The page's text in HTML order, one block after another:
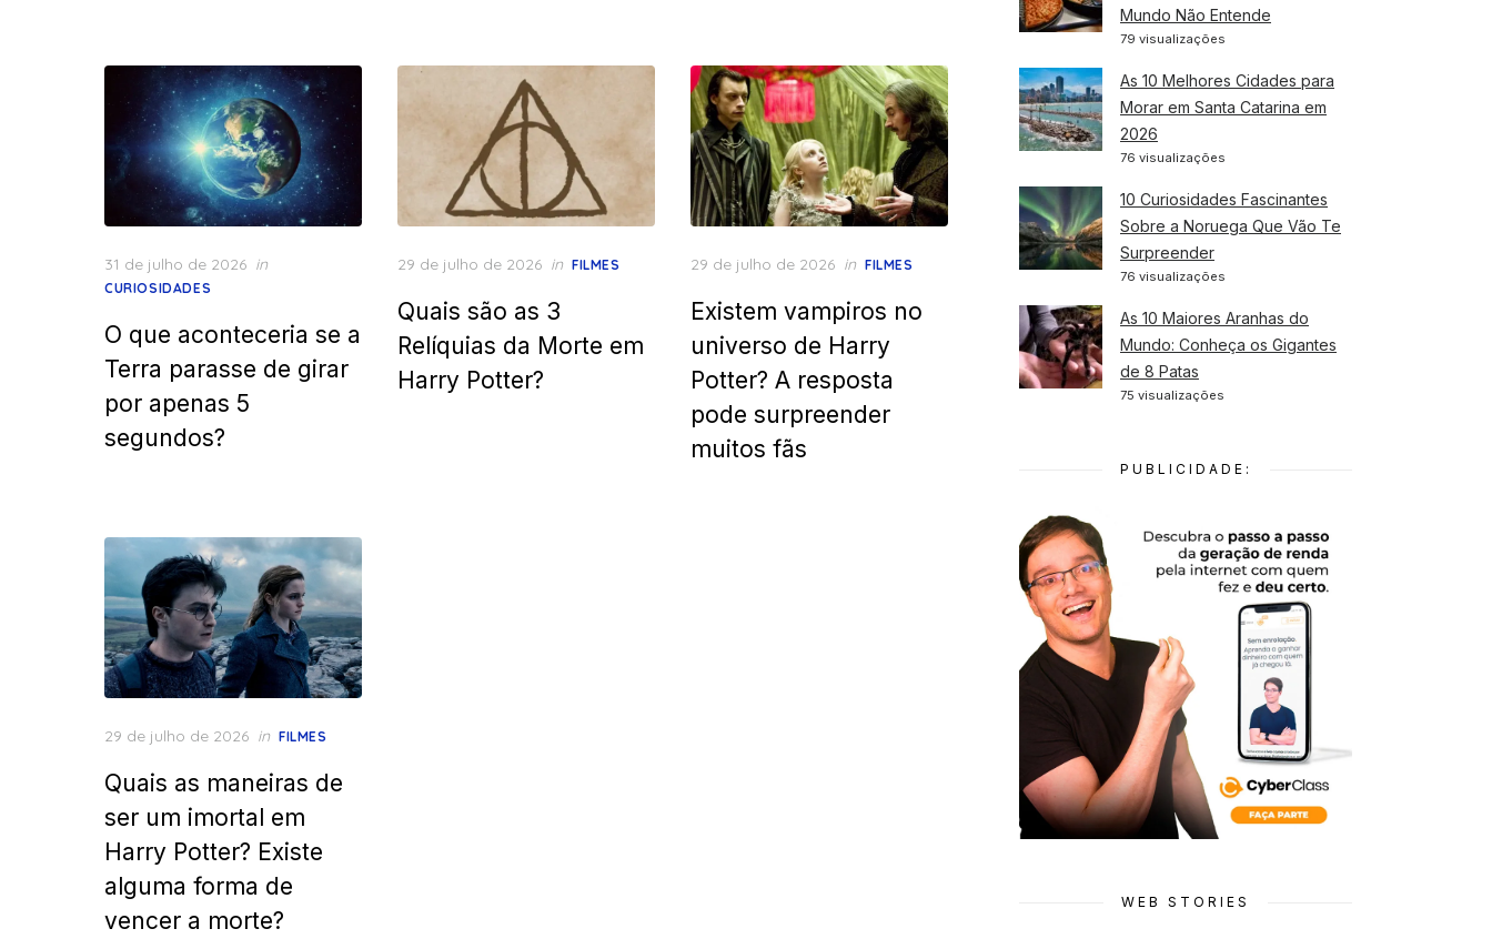
Posted
on
31 de julho de 2026 in
CURIOSIDADES
O que aconteceria se a
Terra parasse de girar
por apenas 5
segundos?
Posted
29 de julho de 2026 in FILMES
Quais são as 3
Relíquias da Morte em
Harry Potter?
Posted
29 de julho de 2026 in FILMES
Existem vampiros no
universo de Harry
Potter? A resposta
pode surpreender
muitos fãs
Posted
29 de julho de 2026 in FILMES
Quais as maneiras de
ser um imortal em
Harry Potter? Existe
alguma forma de
vencer a morte?
Mundo Não Entende
79 visualizações
As 10 Melhores Cidades para
Morar em Santa Catarina em
2026
76 visualizações
10 Curiosidades Fascinantes
Sobre a Noruega Que Vão Te
Surpreender
76 visualizações
As 10 Maiores Aranhas do
Mundo: Conheça os Gigantes
de 8 Patas
75 visualizações
PUBLICIDADE:
WEB STORIES